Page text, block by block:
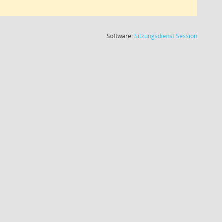
Software:SitzungsdienstSession(Wird in